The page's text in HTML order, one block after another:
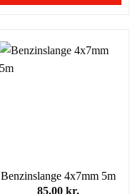
Benzinslange 4x7mm 5m
85,00 kr.